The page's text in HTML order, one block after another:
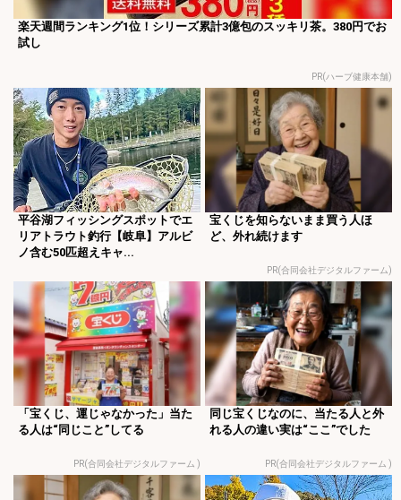
楽天週間ランキング1位！シリーズ累計3億包のスッキリ茶。380円でお
試し
PR(ハーブ健康本舗)
平谷湖フィッシングスポットでエ
リアトラウト釣行【岐阜】アルビ
ノ含む50匹超えキャ...
宝くじを知らないまま買う人ほ
ど、外れ続けます
PR(合同会社デジタルファーム)
「宝くじ、運じゃなかった」当た
る人は“同じこと”してる
PR(合同会社デジタルファーム )
同じ宝くじなのに、当たる人と外
れる人の違い実は“ここ”でした
PR(合同会社デジタルファーム )